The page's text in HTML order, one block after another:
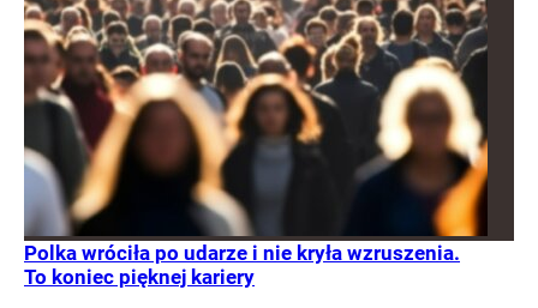
Polka wróciła po udarze i nie kryła wzruszenia.
To koniec pięknej kariery